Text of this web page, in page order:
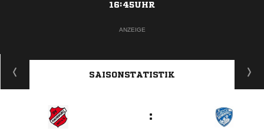
16:45UHR
ANZEIGE
SAISONSTATISTIK
: